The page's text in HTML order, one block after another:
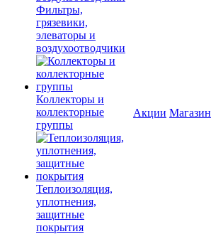
Фильтры,
грязевики,
элеваторы и
воздухоотводчики
Коллекторы и
коллекторные
группы
Теплоизоляция,
уплотнения,
защитные
покрытия
Акции Магазин